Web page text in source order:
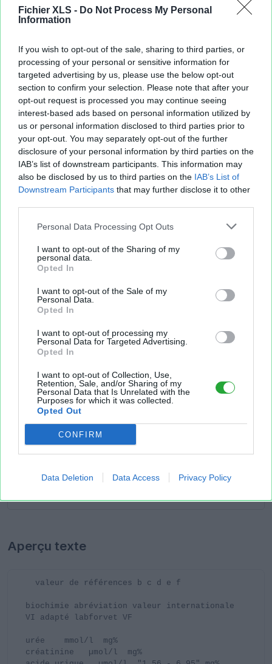
Fichier XLS - Do Not Process My Personal
Information
If you wish to opt-out of the sale, sharing to third parties, or
processing of your personal or sensitive information for
targeted advertising by us, please use the below opt-out
section to confirm your selection. Please note that after your
opt-out request is processed you may continue seeing
interest-based ads based on personal information utilized by
us or personal information disclosed to third parties prior to
your opt-out. You may separately opt-out of the further
disclosure of your personal information by third parties on the
IAB’s list of downstream participants. This information may
also be disclosed by us to third parties on the IAB’s List of
Downstream Participants that may further disclose it to other
Personal Data Processing Opt Outs
I want to opt-out of the Sharing of my
personal data.
Opted In
I want to opt-out of the Sale of my
Personal Data.
Opted In
I want to opt-out of processing my
Personal Data for Targeted Advertising.
Opted In
I want to opt-out of Collection, Use,
Retention, Sale, and/or Sharing of my
Personal Data that Is Unrelated with the
Purposes for which it was collected.
Opted Out
CONFIRM
Data Deletion Data Access Privacy Policy
Aperçu texte